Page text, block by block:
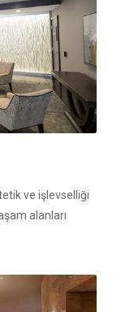
ve işlevselliği
alanları